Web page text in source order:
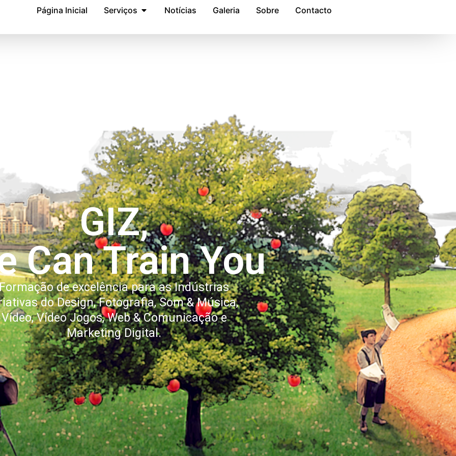
Página Inicial Serviços Notícias Galeria Sobre Contacto
GIZ,
Can Train You
de excelência para as Indústrias
do Design, Fotografia, Som & Música,
Vídeo, Vídeo Jogos, Web & Comunicação e
Marketing Digital.